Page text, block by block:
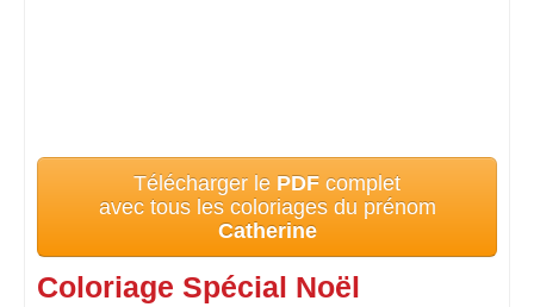
Télécharger le PDF complet
avec tous les coloriages du prénom
Catherine
Coloriage Spécial Noël